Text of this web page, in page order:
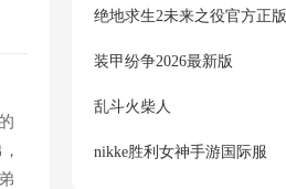
绝地求生2未来之役官方正版
装甲纷争2026最新版
乱斗火柴人
nikke胜利女神手游国际服